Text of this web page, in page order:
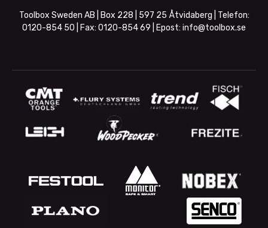
Toolbox Sweden AB | Box 228 | 597 25 Åtvidaberg | Telefon:
0120-854 50 | Fax: 0120-854 69 | Epost: info@toolbox.se